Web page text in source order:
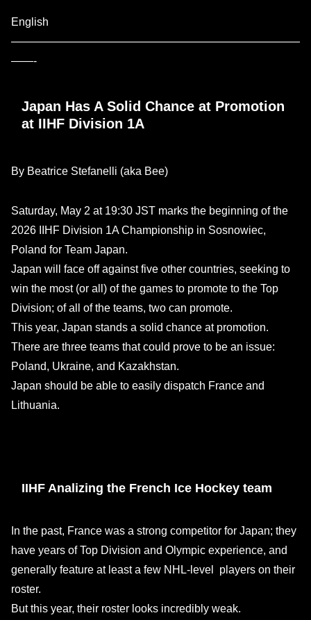
English
——————————————————————————
——-
Japan Has A Solid Chance at Promotion
at IIHF Division 1A
By Beatrice Stefanelli (aka Bee)
Saturday, May 2 at 19:30 JST marks the beginning of the
2026 IIHF Division 1A Championship in Sosnowiec,
Poland for Team Japan.
Japan will face off against five other countries, seeking to
win the most (or all) of the games to promote to the Top
Division; of all of the teams, two can promote.
This year, Japan stands a solid chance at promotion.
There are three teams that could prove to be an issue:
Poland, Ukraine, and Kazakhstan.
Japan should be able to easily dispatch France and
Lithuania.
IIHF Analizing the French Ice Hockey team
In the past, France was a strong competitor for Japan; they
have years of Top Division and Olympic experience, and
generally feature at least a few NHL-level players on their
roster.
But this year, their roster looks incredibly weak.